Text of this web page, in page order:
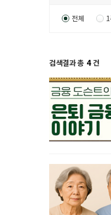
전체
검색결과 총 4 건